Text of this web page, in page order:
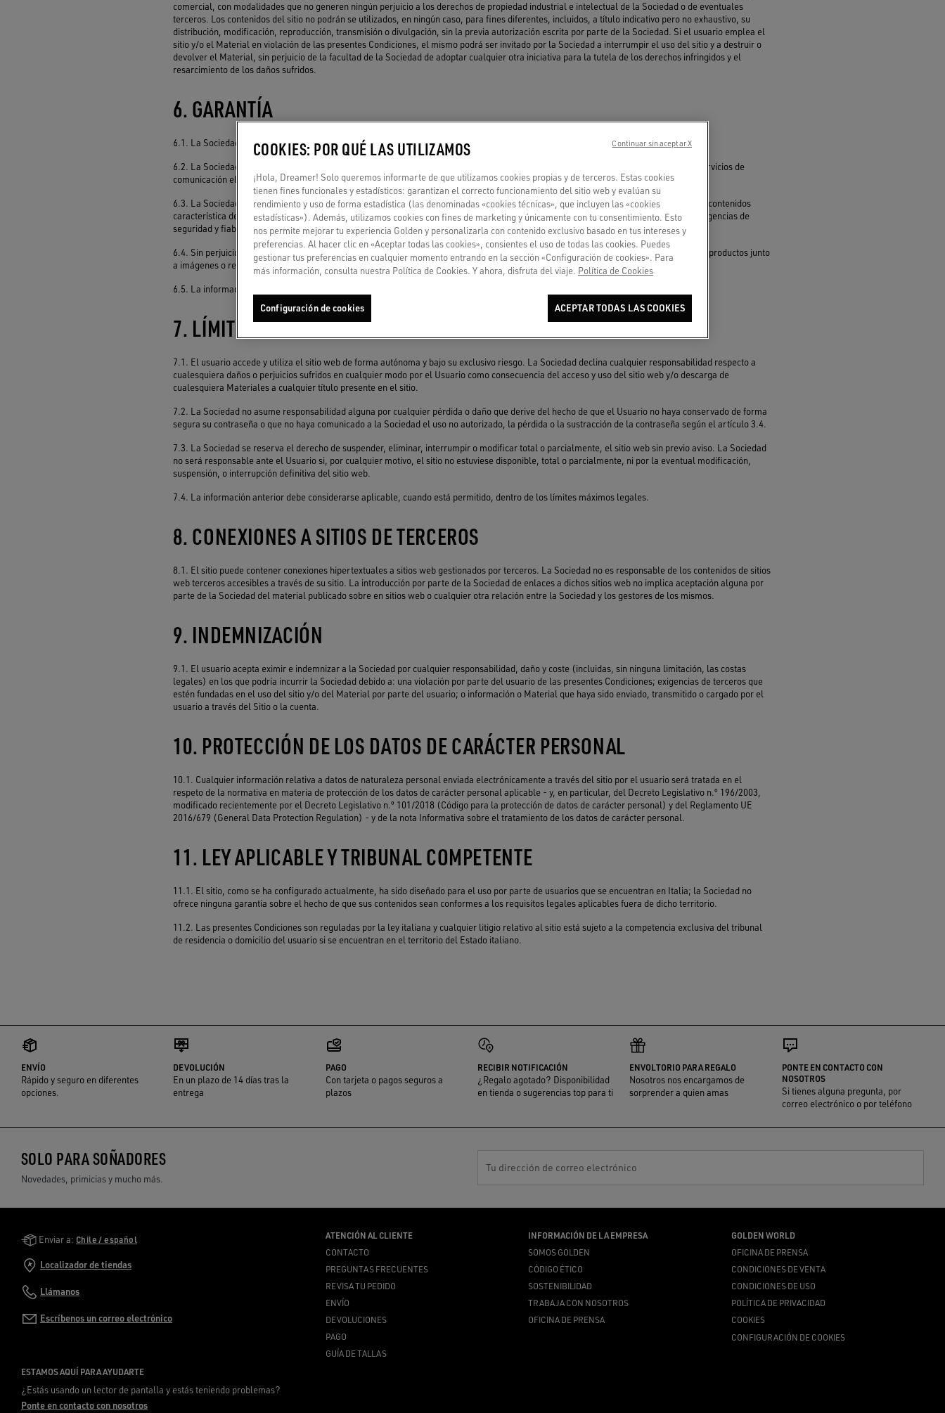
comercial, con modalidades que no generen ningún perjuicio a los derechos de propiedad industrial e intelectual de la Sociedad o de eventuales
terceros. Los contenidos del sitio no podrán se utilizados, en ningún caso, para fines diferentes, incluidos, a título indicativo pero no exhaustivo, su
distribución, modificación, reproducción, transmisión o divulgación, sin la previa autorización escrita por parte de la Sociedad. Si el usuario emplea el
sitio y/o el Material en violación de las presentes Condiciones, el mismo podrá ser invitado por la Sociedad a interrumpir el uso del sitio y a destruir o
devolver el Material, sin perjuicio de la facultad de la Sociedad de adoptar cualquier otra iniciativa para la tutela de los derechos infringidos y el
resarcimiento de los daños sufridos.
6. GARANTÍA
6.1. La Sociedad no ofrece ninguna garantía de accesibilidad constante al sitio o a sus contenidos.
6.2. La Sociedad no ofrece ninguna garantía por eventual servicio deficiente por retrasos o interrupciones del funcionamiento de los servicios de
comunicación electrónica que impidan el acceso o el uso del sitio web.
6.3. La Sociedad no ofrece ninguna garantía sobre la ausencia de virus, programas malignos u otros elementos que den al sitio y/o sus contenidos
característica de peligrosidad. El usuario es responsable de la aplicación de los procedimientos y controles dirigidos a satisfacer las exigencias de
seguridad y fiabilidad de los datos de entrada y de salida, como por ejemplo la instalación de un aplicación antivirus.
6.4. Sin perjuicio de las disposiciones presentes en las Condiciones Generales de Venta, se comunica que se podrían presentar algunos productos junto
a imágenes o reproducciones gráficas cuya finalidad es solo ilustrativa.
6.5. La información anterior debe considerarse aplicable, cuando está permitido, dentro de los límites máximos legales.
7. LÍMITES DE RESPONSABILIDAD
7.1. El usuario accede y utiliza el sitio web de forma autónoma y bajo su exclusivo riesgo. La Sociedad declina cualquier responsabilidad respecto a
cualesquiera daños o perjuicios sufridos en cualquier modo por el Usuario como consecuencia del acceso y uso del sitio web y/o descarga de
cualesquiera Materiales a cualquier título presente en el sitio.
7.2. La Sociedad no asume responsabilidad alguna por cualquier pérdida o daño que derive del hecho de que el Usuario no haya conservado de forma
segura su contraseña o que no haya comunicado a la Sociedad el uso no autorizado, la pérdida o la sustracción de la contraseña según el artículo 3.4.
7.3. La Sociedad se reserva el derecho de suspender, eliminar, interrumpir o modificar total o parcialmente, el sitio web sin previo aviso. La Sociedad
no será responsable ante el Usuario si, por cualquier motivo, el sitio no estuviese disponible, total o parcialmente, ni por la eventual modificación,
suspensión, o interrupción definitiva del sitio web.
7.4. La información anterior debe considerarse aplicable, cuando está permitido, dentro de los límites máximos legales.
8. CONEXIONES A SITIOS DE TERCEROS
8.1. El sitio puede contener conexiones hipertextuales a sitios web gestionados por terceros. La Sociedad no es responsable de los contenidos de sitios
web terceros accesibles a través de su sitio. La introducción por parte de la Sociedad de enlaces a dichos sitios web no implica aceptación alguna por
parte de la Sociedad del material publicado sobre en sitios web o cualquier otra relación entre la Sociedad y los gestores de los mismos.
9. INDEMNIZACIÓN
9.1. El usuario acepta eximir e indemnizar a la Sociedad por cualquier responsabilidad, daño y coste (incluidas, sin ninguna limitación, las costas
legales) en los que podría incurrir la Sociedad debido a: una violación por parte del usuario de las presentes Condiciones; exigencias de terceros que
estén fundadas en el uso del sitio y/o del Material por parte del usuario; o información o Material que haya sido enviado, transmitido o cargado por el
usuario a través del Sitio o la cuenta.
10. PROTECCIÓN DE LOS DATOS DE CARÁCTER PERSONAL
10.1. Cualquier información relativa a datos de naturaleza personal enviada electrónicamente a través del sitio por el usuario será tratada en el
respeto de la normativa en materia de protección de los datos de carácter personal aplicable - y, en particular, del Decreto Legislativo n.º 196/2003,
modificado recientemente por el Decreto Legislativo n.º 101/2018 (Código para la protección de datos de carácter personal) y del Reglamento UE
2016/679 (General Data Protection Regulation) - y de la nota Informativa sobre el tratamiento de los datos de carácter personal.
11. LEY APLICABLE Y TRIBUNAL COMPETENTE
11.1. El sitio, como se ha configurado actualmente, ha sido diseñado para el uso por parte de usuarios que se encuentran en Italia; la Sociedad no
ofrece ninguna garantía sobre el hecho de que sus contenidos sean conformes a los requisitos legales aplicables fuera de dicho territorio.
11.2. Las presentes Condiciones son reguladas por la ley italiana y cualquier litigio relativo al sitio está sujeto a la competencia exclusiva del tribunal
de residencia o domicilio del usuario si se encuentran en el territorio del Estado italiano.
ENVÍO
Rápido y seguro en diferentes
opciones.
DEVOLUCIÓN
En un plazo de 14 días tras la
entrega
PAGO
Con tarjeta o pagos seguros a
plazos
RECIBIR NOTIFICACIÓN
¿Regalo agotado? Disponibilidad
en tienda o sugerencias top para ti
ENVOLTORIO PARA REGALO
Nosotros nos encargamos de
sorprender a quien amas
PONTE EN CONTACTO CON
NOSOTROS
Si tienes alguna pregunta, por
correo electrónico o por teléfono
SOLO PARA SOÑADORES
Novedades, primicias y mucho más.
Tu dirección de correo electrónico
Golden Goose Services
Enviar a: Chile / español
Localizador de tiendas
Llámanos
Escríbenos un correo electrónico
ATENCIÓN AL CLIENTE
CONTACTO
PREGUNTAS FRECUENTES
REVISA TU PEDIDO
ENVÍO
DEVOLUCIONES
PAGO
GUÍA DE TALLAS
INFORMACIÓN DE LA EMPRESA
SOMOS GOLDEN
CÓDIGO ÉTICO
SOSTENIBILIDAD
TRABAJA CON NOSOTROS
OFICINA DE PRENSA
GOLDEN WORLD
OFICINA DE PRENSA
CONDICIONES DE VENTA
CONDICIONES DE USO
POLÍTICA DE PRIVACIDAD
COOKIES
CONFIGURACIÓN DE COOKIES
ESTAMOS AQUÍ PARA AYUDARTE
¿Estás usando un lector de pantalla y estás teniendo problemas?
Ponte en contacto con nosotros
COOKIES: POR QUÉ LAS UTILIZAMOS
¡Hola, Dreamer! Solo queremos informarte de que utilizamos cookies propias y de terceros. Estas cookies
tienen fines funcionales y estadísticos: garantizan el correcto funcionamiento del sitio web y evalúan su
rendimiento y uso de forma estadística (las denominadas «cookies técnicas», que incluyen las «cookies
estadísticas»). Además, utilizamos cookies con fines de marketing y únicamente con tu consentimiento. Esto
nos permite mejorar tu experiencia Golden y personalizarla con contenido exclusivo basado en tus intereses y
preferencias. Al hacer clic en «Aceptar todas las cookies», consientes el uso de todas las cookies. Puedes
gestionar tus preferencias en cualquier momento entrando en la sección «Configuración de cookies». Para
más información, consulta nuestra Política de Cookies. Y ahora, disfruta del viaje. Política de Cookies
Configuración de cookies ACEPTAR TODAS LAS COOKIES
Continuar sin aceptar X